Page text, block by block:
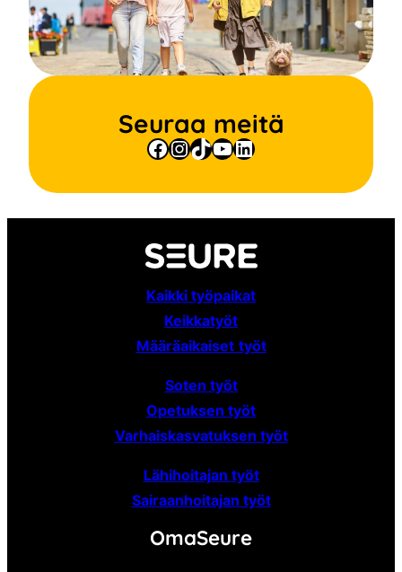
Seuraa meitä
Facebook
Instagram
TikTok
YouTube
LinkedIn
Kaikki työpaikat
Keikkatyöt
Määräaikaiset työt
Soten työt
Opetuksen työt
Varhaiskasvatuksen työt
Lähihoitajan työt
Sairaanhoitajan työt
OmaSeure